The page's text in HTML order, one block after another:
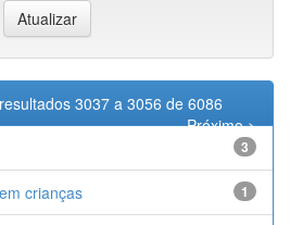
3037 a 3056 de 6086
Próximo >
3
crianças 1